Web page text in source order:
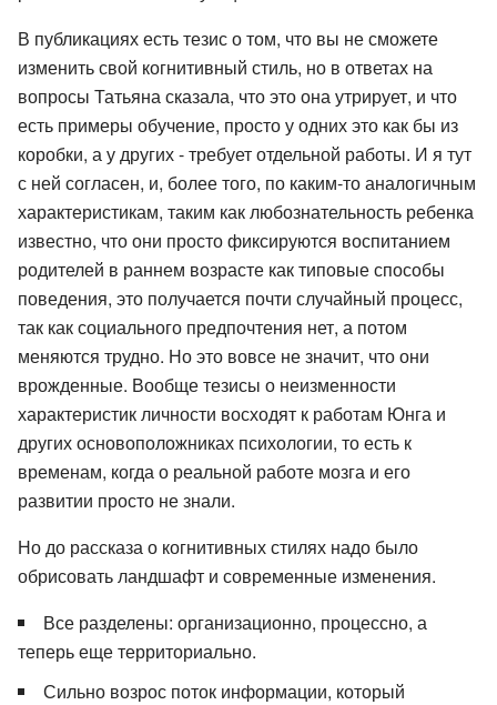
В публикациях есть тезис о том, что вы не сможете
изменить свой когнитивный стиль, но в ответах на
вопросы Татьяна сказала, что это она утрирует, и что
есть примеры обучение, просто у одних это как бы из
коробки, а у других - требует отдельной работы. И я тут
с ней согласен, и, более того, по каким-то аналогичным
характеристикам, таким как любознательность ребенка
известно, что они просто фиксируются воспитанием
родителей в раннем возрасте как типовые способы
поведения, это получается почти случайный процесс,
так как социального предпочтения нет, а потом
меняются трудно. Но это вовсе не значит, что они
врожденные. Вообще тезисы о неизменности
характеристик личности восходят к работам Юнга и
других основоположниках психологии, то есть к
временам, когда о реальной работе мозга и его
развитии просто не знали.
Но до рассказа о когнитивных стилях надо было
обрисовать ландшафт и современные изменения.
Все разделены: организационно, процессно, а
теперь еще территориально.
Сильно возрос поток информации, который